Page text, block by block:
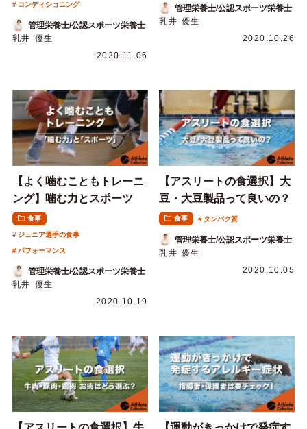
コンディショニング
管理栄養士/公認スポーツ栄養士
乳井 優生
2020.11.06
管理栄養士/公認スポーツ栄養士
乳井 優生
2020.10.26
【よく噛むこともトレーニ
ング】噛む力とスポーツ
食事
ジュニア選手の食事
パフォーマンス
管理栄養士/公認スポーツ栄養士
乳井 優生
2020.10.19
【アスリートの食選択】大
豆・大豆製品って良いの？
食事 タンパク質
管理栄養士/公認スポーツ栄養士
乳井 優生
2020.10.05